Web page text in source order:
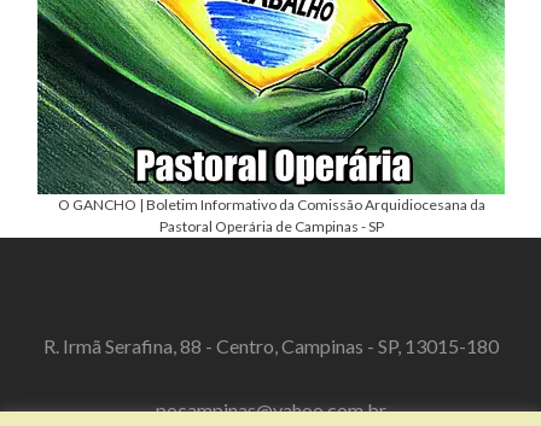
O GANCHO | Boletim Informativo da Comissão Arquidiocesana da
Pastoral Operária de Campinas - SP
R. Irmã Serafina, 88 - Centro, Campinas - SP, 13015-180
pocampinas@yahoo.com.br